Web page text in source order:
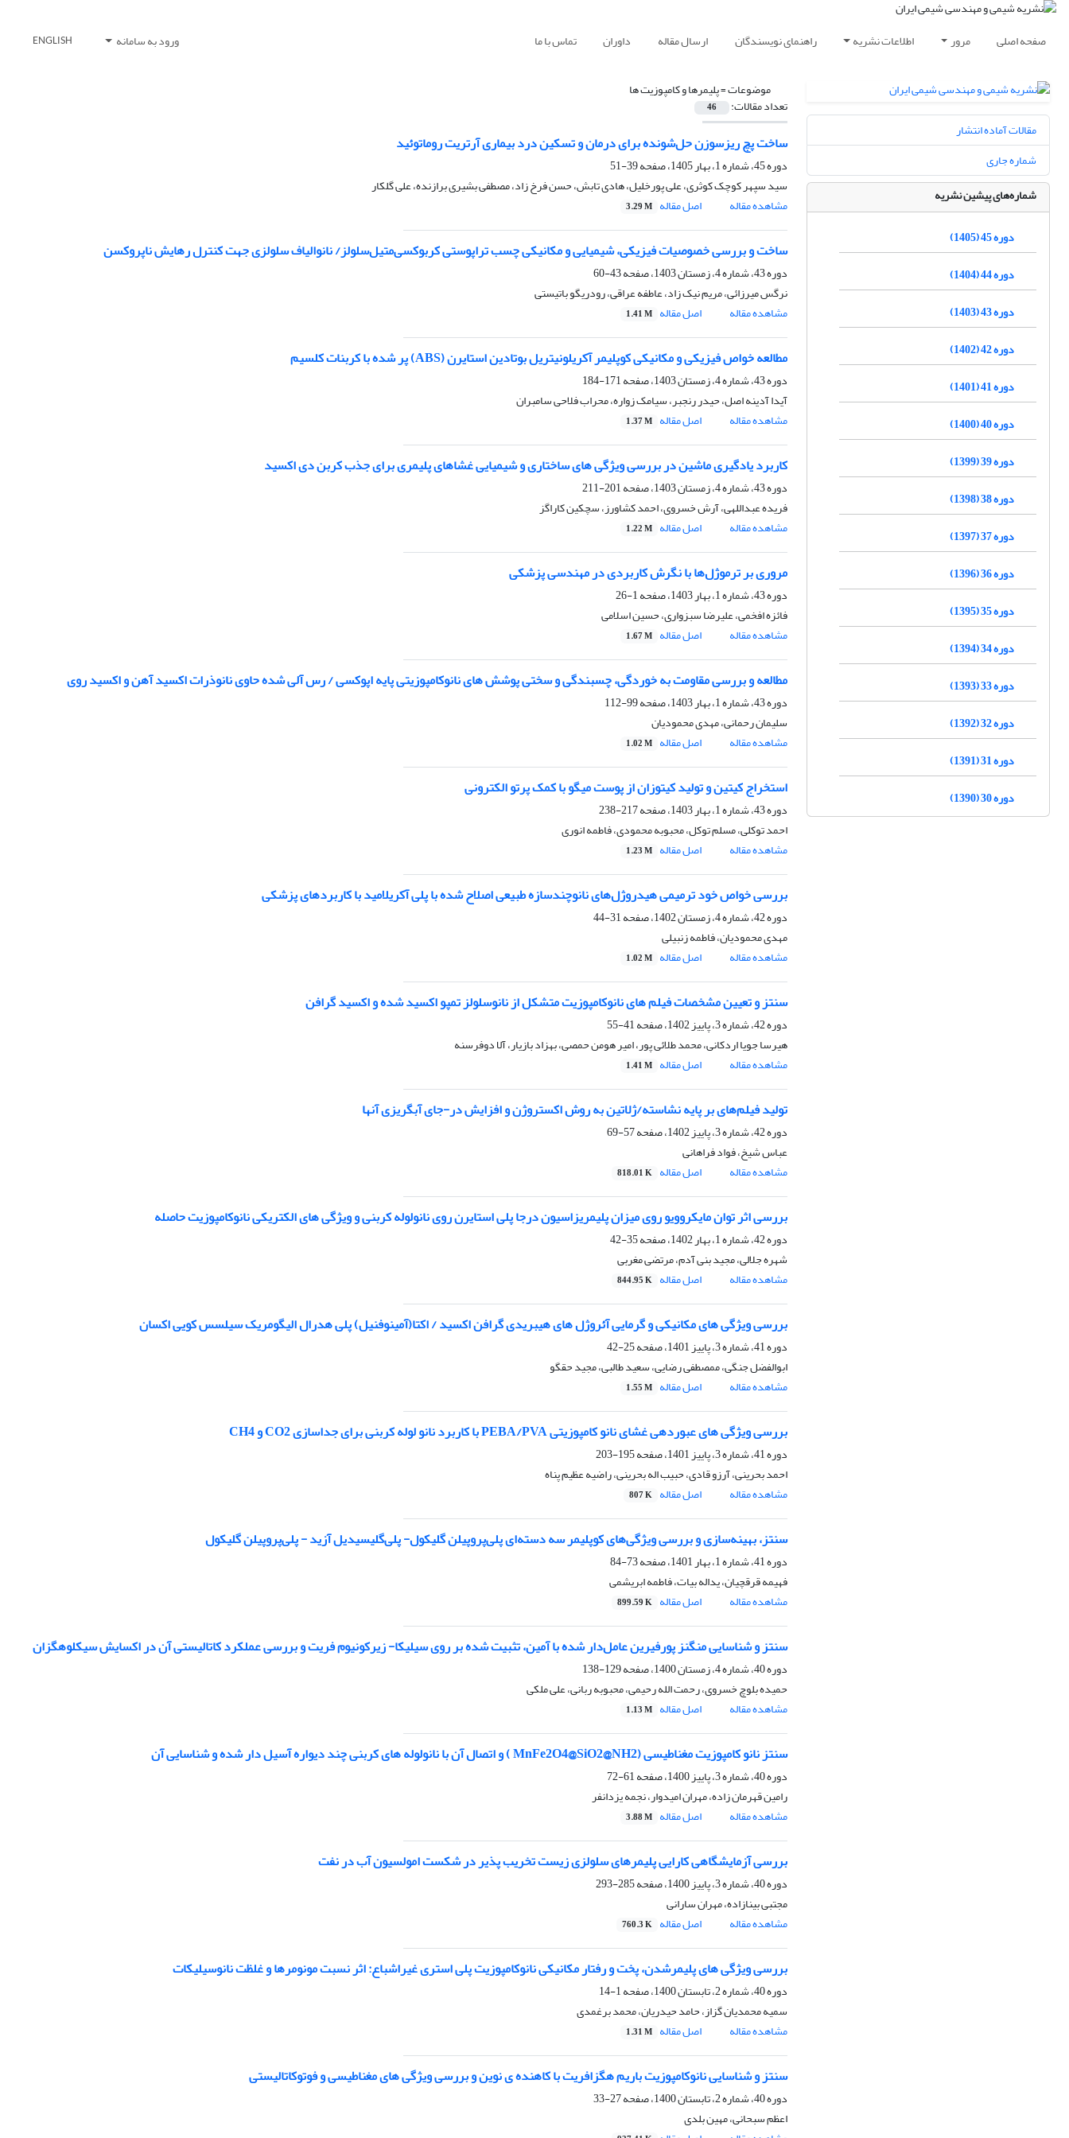
صفحه اصلی مرور اطلاعات نشریه راهنمای نویسندگان ارسال مقاله داوران تماس با ما ورود به سامانه ENGLISH
موضوعات =پلیمرها و کامپوزیت ها
تعداد مقالات: 46
ساخت پچ ریزسوزن‌ حل‌شونده برای درمان و تسکین درد بیماری آرتریت روماتوئید
دوره 45، شماره 1، بهار 1405، صفحه
39-51
سید سپهر کوچک کوثری، علی پورخلیل، هادی تابش، حسن فرخ زاد، مصطفی بشیری برازنده، علی گلکار
مشاهده مقاله
اصل مقاله 3.29 M
ساخت و بررسی خصوصیات فیزیکی، شیمیایی و مکانیکی چسب تراپوستی کربوکسی‌متیل‌‌سلولز/ نانوالیاف سلولزی جهت کنترل رهایش ناپروکسن
دوره 43، شماره 4، زمستان 1403، صفحه
43-60
نرگس میرزائی، مریم نیک زاد، عاطفه عراقی، رودریگو باتیستی
مشاهده مقاله
اصل مقاله 1.41 M
مطالعه خواص فیزیکی و مکانیکی کوپلیمر آکریلونیتریل بوتادین استایرن (ABS) پر شده با کربنات کلسیم
دوره 43، شماره 4، زمستان 1403، صفحه
171-184
آیدا آدینه اصل، حیدر رنجبر، سیامک زواره، محراب فلاحی سامبران
مشاهده مقاله
اصل مقاله 1.37 M
کاربرد یادگیری ماشین در بررسی ویژگی های ساختاری و شیمیایی غشاهای پلیمری برای جذب کربن دی اکسید
دوره 43، شماره 4، زمستان 1403، صفحه
201-211
فریده عبداللهی، آرش خسروی، احمد کشاورز، سچکین کاراگز
مشاهده مقاله
اصل مقاله 1.22 M
مروری بر ترموژل‌ها با نگرش کاربردی در مهندسی پزشکی
دوره 43، شماره 1، بهار 1403، صفحه
1-26
فائزه افخمی، علیرضا سبزواری، حسین اسلامی
مشاهده مقاله
اصل مقاله 1.67 M
مطالعه و بررسی مقاومت به خوردگی، چسبندگی و سختی پوشش های نانوکامپوزیتی پایه اپوکسی / رس آلی شده حاوی نانوذرات اکسید آهن و اکسید روی
دوره 43، شماره 1، بهار 1403، صفحه
99-112
سلیمان رحمانی، مهدی محمودیان
مشاهده مقاله
اصل مقاله 1.02 M
استخراج کیتین و تولید کیتوزان از پوست میگو با کمک پرتو الکترونی
دوره 43، شماره 1، بهار 1403، صفحه
217-238
احمد توکلی، مسلم توکل، محبوبه محمودی، فاطمه انوری
مشاهده مقاله
اصل مقاله 1.23 M
بررسی خواص خود ترمیمی هیدروژل‌های نانوچندسازه طبیعی اصلاح شده با پلی آکریلامید با کاربردهای پزشکی
دوره 42، شماره 4، زمستان 1402، صفحه
31-44
مهدی محمودیان، فاطمه زنبیلی
مشاهده مقاله
اصل مقاله 1.02 M
سنتز و تعیین مشخصات فیلم های نانوکامپوزیت متشکل از نانوسلولز تمپو اکسید شده و اکسید گرافن
دوره 42، شماره 3، پاییز 1402، صفحه
41-55
هیرسا جویا اردکانی، محمد طلائی پور، امیر هومن حمصی، بهزاد بازیار، آلا دوفرسنه
مشاهده مقاله
اصل مقاله 1.41 M
تولید فیلم‌های بر پایه نشاسته/ژلاتین به روش اکستروژن و افزایش در-جای آبگریزی آنها
دوره 42، شماره 3، پاییز 1402، صفحه
57-69
عباس شیخ، فواد فراهانی
مشاهده مقاله
اصل مقاله 818.01 K
بررسی اثر توان مایکروویو روی میزان پلیمریزاسیون درجا پلی استایرن روی نانولوله کربنی و ویژگی های الکتریکی نانوکامپوزیت حاصله
دوره 42، شماره 1، بهار 1402، صفحه
35-42
شهره جلالی، مجید بنی آدم، مرتضی مغربی
مشاهده مقاله
اصل مقاله 844.95 K
بررسی ویژگی های مکانیکی و گرمایی آئروژل های هیبریدی گرافن اکسید / اکتا(آمینوفنیل) پلی هدرال الیگومریک سیلسس کویی اکسان
دوره 41، شماره 3، پاییز 1401، صفحه
25-42
ابوالفضل جنگی، ممصطفی رضایی، سعید طالبی، مجید حقگو
مشاهده مقاله
اصل مقاله 1.55 M
بررسی ویژگی های عبوردهی غشای نانو کامپوزیتی PEBA/PVA با کاربرد نانو لوله کربنی برای جداسازی CO2 و CH4
دوره 41، شماره 3، پاییز 1401، صفحه
195-203
احمد بحرینی، آرزو قادی، حبیب اله بحرینی، راضیه عظیم پناه
مشاهده مقاله
اصل مقاله 807 K
سنتز، بهینه‌سازی و بررسی ویژگی‌های کوپلیمر سه دسته‌ای پلی‌پروپیلن گلیکول- پلی‌گلیسیدیل آزید - پلی‌پروپیلن گلیکول
دوره 41، شماره 1، بهار 1401، صفحه
73-84
فهیمه قرقچیان، یداله بیات، فاطمه ابریشمی
مشاهده مقاله
اصل مقاله 899.59 K
سنتز و شناسایی منگنز پورفیرین عامل‌دار شده با آمین، تثبیت شده بر روی سیلیکا- زیرکونیوم فریت و بررسی عملکرد کاتالیستی آن در اکسایش سیکلوهگزان
دوره 40، شماره 4، زمستان 1400، صفحه
129-138
حمیده بلوچ خسروی، رحمت الله رحیمی، محبوبه ربانی، علی ملکی
مشاهده مقاله
اصل مقاله 1.13 M
سنتز نانو کامپوزیت مغناطیسی (MnFe2O4@SiO2@NH2 ) و اتصال آن با نانولوله های کربنی چند دیواره آسیل دار شده و شناسایی آن
دوره 40، شماره 3، پاییز 1400، صفحه
61-72
رامین قهرمان زاده، مهران امیدوار، نجمه یزدانفر
مشاهده مقاله
اصل مقاله 3.88 M
بررسی آزمایشگاهی کارایی پلیمرهای سلولزی زیست تخریب پذیر در شکست امولسیون آب در نفت
دوره 40، شماره 3، پاییز 1400، صفحه
285-293
مجتبی بینازاده، مهران سارانی
مشاهده مقاله
اصل مقاله 760.3 K
بررسی ویژگی های پلیمرشدن، پخت و رفتار مکانیکی نانوکامپوزیت پلی استری غیراشباع: اثر نسبت مونومرها و غلظت نانوسیلیکات
دوره 40، شماره 2، تابستان 1400، صفحه
1-14
سمیه محمدیان گزاز، حامد حیدریان، محمد برغمدی
مشاهده مقاله
اصل مقاله 1.31 M
سنتز و شناسایی نانوکامپوزیت باریم هگزافریت با کاهنده ی نوین و بررسی ویژگی های مغناطیسی و فوتوکاتالیستی
دوره 40، شماره 2، تابستان 1400، صفحه
27-33
اعظم سبحانی، مهین بلدی
مقالات آماده انتشار
شماره جاری
شماره‌های پیشین نشریه
دوره 45 (1405)
دوره 44 (1404)
دوره 43 (1403)
دوره 42 (1402)
دوره 41 (1401)
دوره 40 (1400)
دوره 39 (1399)
دوره 38 (1398)
دوره 37 (1397)
دوره 36 (1396)
دوره 35 (1395)
دوره 34 (1394)
دوره 33 (1393)
دوره 32 (1392)
دوره 31 (1391)
دوره 30 (1390)